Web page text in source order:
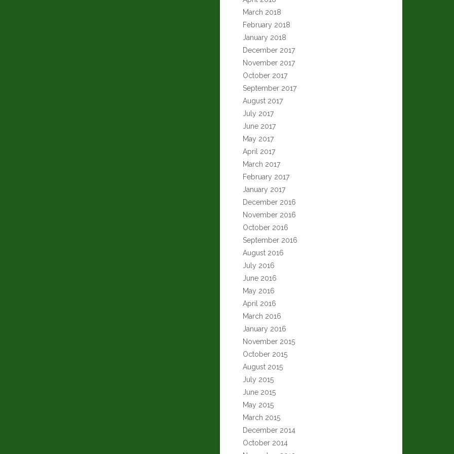
March 2018
February 2018
January 2018
December 2017
November 2017
October 2017
September 2017
August 2017
July 2017
June 2017
May 2017
April 2017
March 2017
February 2017
January 2017
December 2016
November 2016
October 2016
September 2016
August 2016
July 2016
June 2016
May 2016
April 2016
March 2016
January 2016
November 2015
October 2015
August 2015
July 2015
June 2015
May 2015
March 2015
December 2014
October 2014